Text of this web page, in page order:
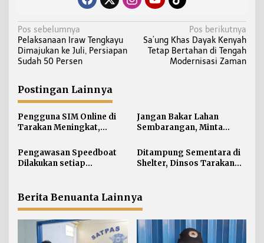
N
a
v
g
a
s
i
o
Pos sebelumnya
Pelaksanaan Iraw Tengkayu
Dimajukan ke Juli, Persiapan
Sudah 50 Persen
Pos berikutnya
Sa’ung Khas Dayak Kenyah
Tetap Bertahan di Tengah
Modernisasi Zaman
Postingan Lainnya
Pengguna SIM Online di
Tarakan Meningkat,
Paling Banyak
Jangan Bakar Lahan
Sembarangan, Minta
Pengawasan Speedboat
Dilakukan setiap
Ditampung Sementara di
Shelter, Dinsos Tarakan
Berita Benuanta Lainnya